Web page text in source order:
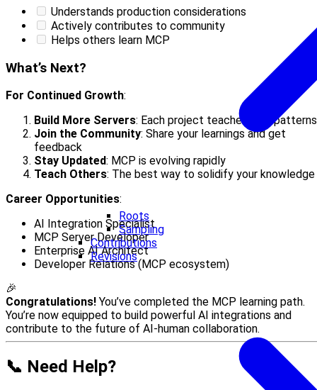
Roots
Sampling
Contributions
Revisions
Understands production considerations
Actively contributes to community
Helps others learn MCP
What’s Next?
For Continued Growth:
Build More Servers: Each project teaches new patterns
Join the Community: Share your learnings and get
feedback
Stay Updated: MCP is evolving rapidly
Teach Others: The best way to solidify your knowledge
Career Opportunities:
AI Integration Specialist
MCP Server Developer
Enterprise AI Architect
Developer Relations (MCP ecosystem)
🎉
Congratulations! You’ve completed the MCP learning path.
You’re now equipped to build powerful AI integrations and
contribute to the future of AI-human collaboration.
📞 Need Help?